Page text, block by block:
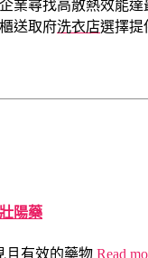
企業尋找高散熱效能
送取府洗衣店選擇提
陽藥
且有效的藥物 Read